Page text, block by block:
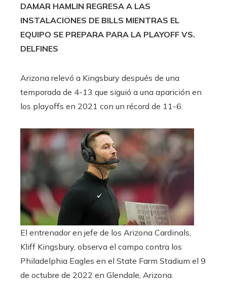
DAMAR HAMLIN REGRESA A LAS
INSTALACIONES DE BILLS MIENTRAS EL
EQUIPO SE PREPARA PARA LA PLAYOFF VS.
DELFINES
Arizona relevó a Kingsbury después de una
temporada de 4-13 que siguió a una aparición en
los playoffs en 2021 con un récord de 11-6.
El entrenador en jefe de los Arizona Cardinals,
Kliff Kingsbury, observa el campo contra los
Philadelphia Eagles en el State Farm Stadium el 9
de octubre de 2022 en Glendale, Arizona.